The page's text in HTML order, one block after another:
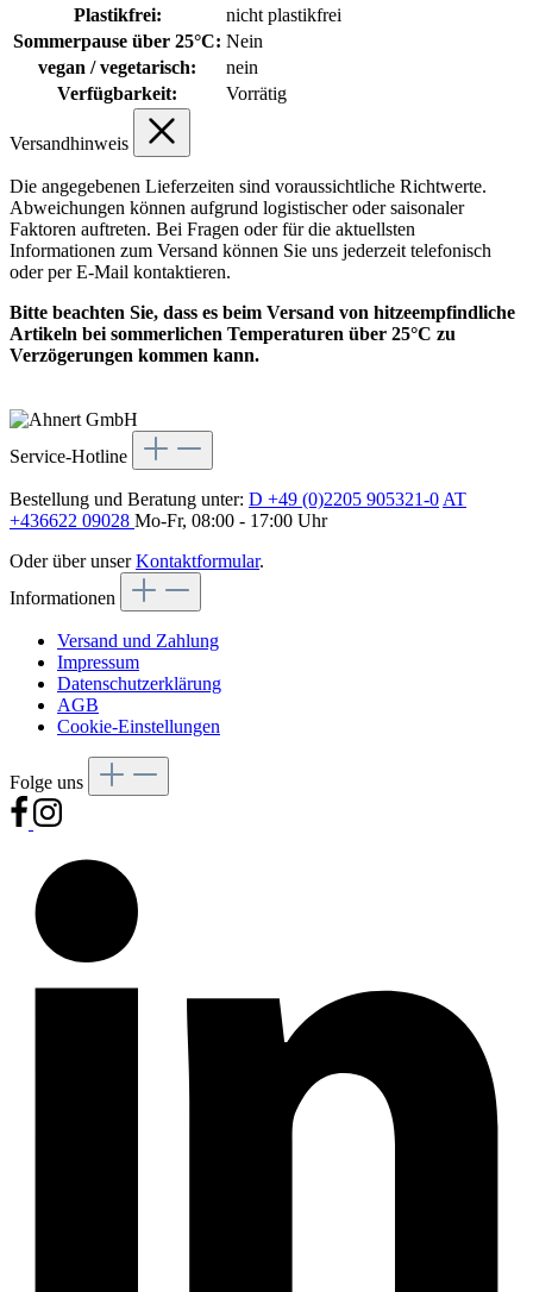
Plastikfrei:
nicht plastikfrei
Sommerpause über 25°C: Nein
vegan / vegetarisch:
nein
Verfügbarkeit:
Vorrätig
Versandhinweis
Die angegebenen Lieferzeiten sind voraussichtliche Richtwerte.
Abweichungen können aufgrund logistischer oder saisonaler
Faktoren auftreten. Bei Fragen oder für die aktuellsten
Informationen zum Versand können Sie uns jederzeit telefonisch
oder per E-Mail kontaktieren.
Bitte beachten Sie, dass es beim Versand von hitzeempfindliche
Artikeln bei sommerlichen Temperaturen über 25°C zu
Verzögerungen kommen kann.
Service-Hotline
Bestellung und Beratung unter: D +49 (0)2205 905321-0 AT
+436622 09028 Mo-Fr, 08:00 - 17:00 Uhr
Oder über unserKontaktformular.
Informationen
Versand und Zahlung
Impressum
Datenschutzerklärung
AGB
Cookie-Einstellungen
Folge uns